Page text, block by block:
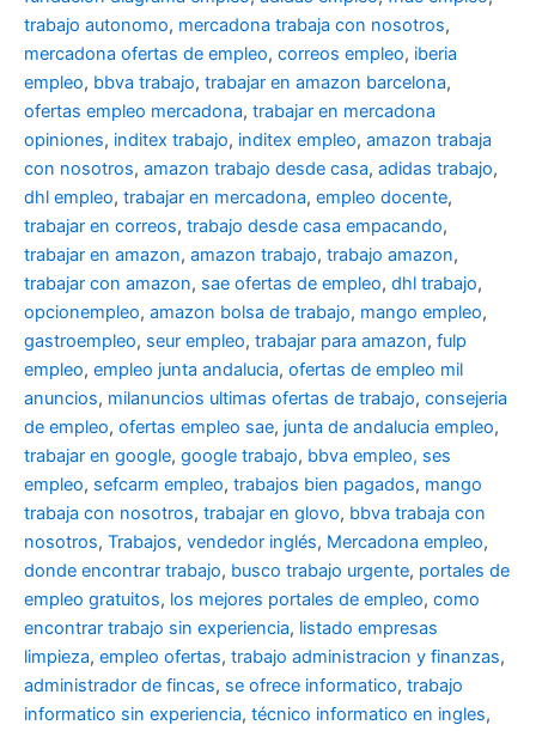
trabajo autonomo, mercadona trabaja con nosotros,
mercadona ofertas de empleo, correos empleo, iberia
empleo, bbva trabajo, trabajar en amazon barcelona,
ofertas empleo mercadona, trabajar en mercadona
opiniones, inditex trabajo, inditex empleo, amazon trabaja
con nosotros, amazon trabajo desde casa, adidas trabajo,
dhl empleo, trabajar en mercadona, empleo docente,
trabajar en correos, trabajo desde casa empacando,
trabajar en amazon, amazon trabajo, trabajo amazon,
trabajar con amazon, sae ofertas de empleo, dhl trabajo,
opcionempleo, amazon bolsa de trabajo, mango empleo,
gastroempleo, seur empleo, trabajar para amazon, fulp
empleo, empleo junta andalucia, ofertas de empleo mil
anuncios, milanuncios ultimas ofertas de trabajo, consejeria
de empleo, ofertas empleo sae, junta de andalucia empleo,
trabajar en google, google trabajo, bbva empleo, ses
empleo, sefcarm empleo, trabajos bien pagados, mango
trabaja con nosotros, trabajar en glovo, bbva trabaja con
nosotros, Trabajos, vendedor inglés, Mercadona empleo,
donde encontrar trabajo, busco trabajo urgente, portales de
empleo gratuitos, los mejores portales de empleo, como
encontrar trabajo sin experiencia, listado empresas
limpieza, empleo ofertas, trabajo administracion y finanzas,
administrador de fincas, se ofrece informatico, trabajo
informatico sin experiencia, técnico informatico en ingles,